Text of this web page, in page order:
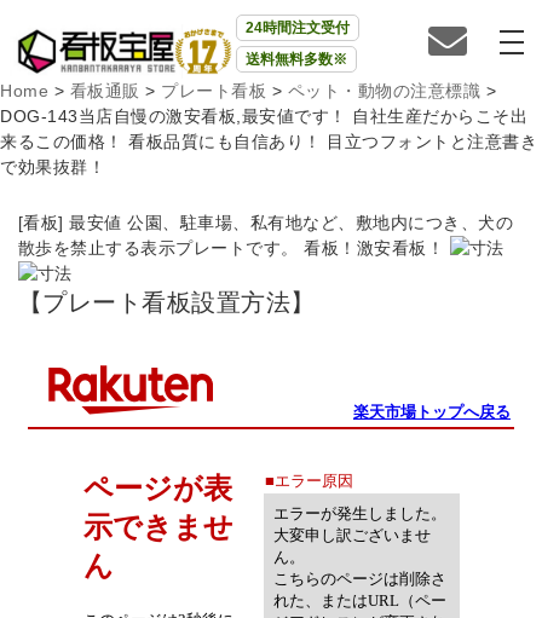
24時間注文受付
送料無料多数※
Home > 看板通販 > プレート看板 > ペット・動物の注意標識 >
DOG-143当店自慢の激安看板,最安値です！ 自社生産だからこそ出
来るこの価格！ 看板品質にも自信あり！ 目立つフォントと注意書き
で効果抜群！
[看板] 最安値 公園、駐車場、私有地など、敷地内につき、犬の
散歩を禁止する表示プレートです。 看板！激安看板！
【プレート看板設置方法】